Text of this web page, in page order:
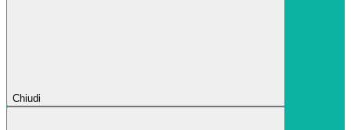
Chiudi